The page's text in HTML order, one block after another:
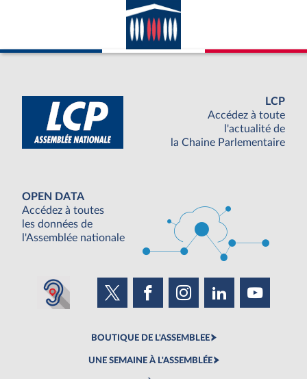
LCP
Accédez à toute
l'actualité de
la Chaine Parlementaire
OPEN DATA
Accédez à toutes
les données de
l'Assemblée nationale
BOUTIQUE DE L'ASSEMBLEE
UNE SEMAINE À L'ASSEMBLÉE